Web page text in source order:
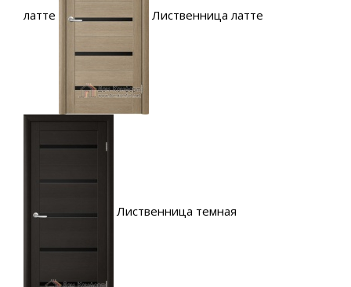
латте Лиственница латте
Лиственница темная